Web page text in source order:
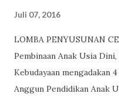
Juli 07, 2016
LOMBA PENYUSUNAN
Pembinaan Anak Usia
Kebudayaan mengadakan
Anggun Pendidikan Anak